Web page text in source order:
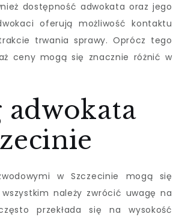
dostępność adwokata oraz jego
oferują możliwość kontaktu
trwania sprawy. Oprócz tego
ceny mogą się znacznie różnić w
adwokata
w Szczecinie mogą się
należy zwrócić uwagę na
przekłada się na wysokość